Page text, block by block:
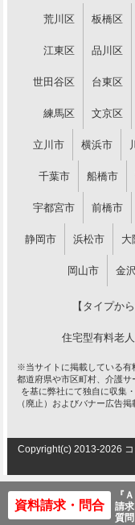
荒川区 板橋区
江東区 品川区
世田谷区 台東区
練馬区 文京区
立川市 横浜市
千葉市 船橋市
宇都宮市 前橋市
静岡市 浜松市 大
岡山市 金
【タイプから
住宅型有料老
※当サイトに掲載している有
都道府県や市区町村、介護
を基に弊社にて独自に収集
（廃止）およびバナー広告
Copyright(c) 2013-2026
資料請求・問合
『
請
質